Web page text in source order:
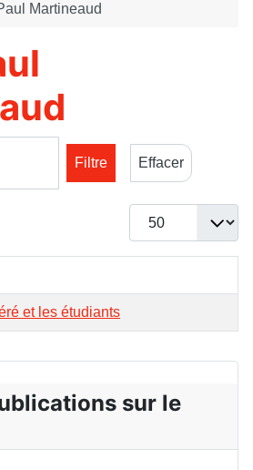
Martineaud
Filtre
Effacer
Afficher #
et les étudiants
sur le